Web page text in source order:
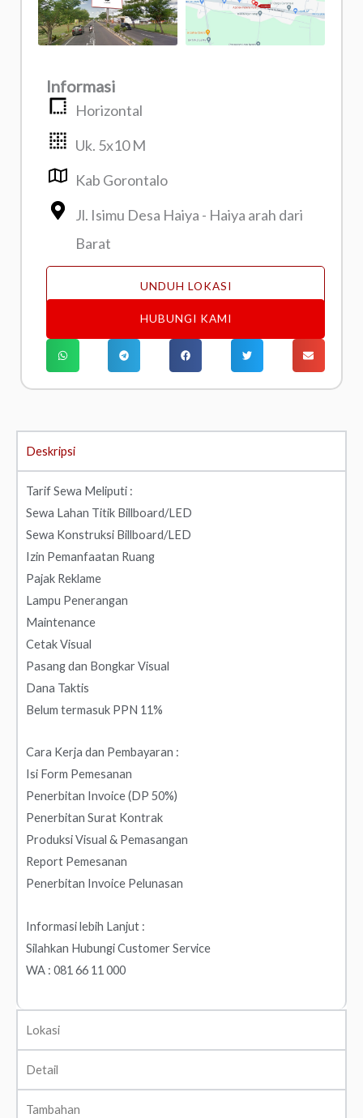
Informasi
Horizontal
Uk. 5x10 M
Kab Gorontalo
Jl. Isimu Desa Haiya - Haiya arah dari
Barat
UNDUH LOKASI
HUBUNGI KAMI
Deskripsi
Tarif Sewa Meliputi :
Sewa Lahan Titik Billboard/LED
Sewa Konstruksi Billboard/LED
Izin Pemanfaatan Ruang
Pajak Reklame
Lampu Penerangan
Maintenance
Cetak Visual
Pasang dan Bongkar Visual
Dana Taktis
Belum termasuk PPN 11%
Cara Kerja dan Pembayaran :
Isi Form Pemesanan
Penerbitan Invoice (DP 50%)
Penerbitan Surat Kontrak
Produksi Visual & Pemasangan
Report Pemesanan
Penerbitan Invoice Pelunasan
Informasi lebih Lanjut :
Silahkan Hubungi Customer Service
WA : 081 66 11 000
Lokasi
Detail
Tambahan